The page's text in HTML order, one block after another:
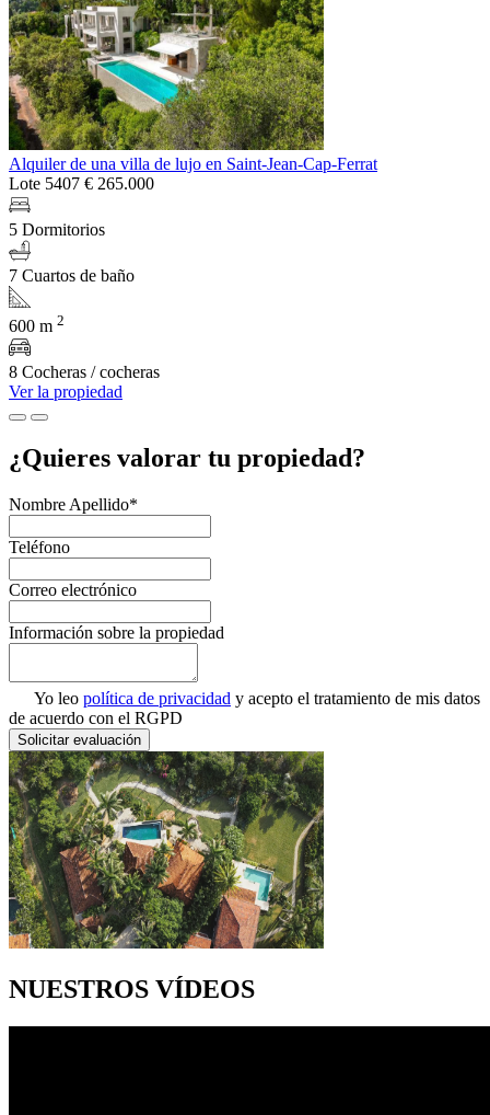
Alquiler de una villa de lujo en Saint-Jean-Cap-Ferrat
Lote 5407 € 265.000
5 Dormitorios
7 Cuartos de baño
600 m 2
8 Cocheras / cocheras
Ver la propiedad
¿Quieres valorar tu propiedad?
Nombre Apellido*
Teléfono
Correo electrónico
Información sobre la propiedad
Yo leo política de privacidad y acepto el tratamiento de mis datos
de acuerdo con el RGPD
Solicitar evaluación
NUESTROS VÍDEOS